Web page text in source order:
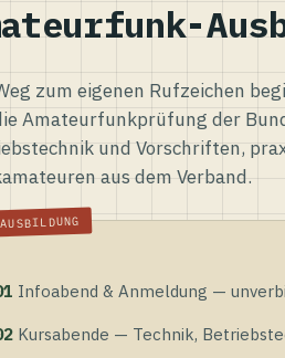
zum eigenen Rufzeichen
Amateurfunkprüfung der
und Vorschriften,
aus dem Verband.
Infoabend & Anmeldung —
Kursabende — Technik,